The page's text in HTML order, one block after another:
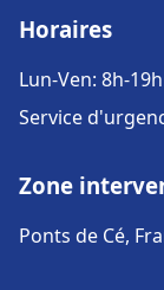
Horaires
Lun-Ven: 8h-19h
Service
Zone
Ponts de Cé,